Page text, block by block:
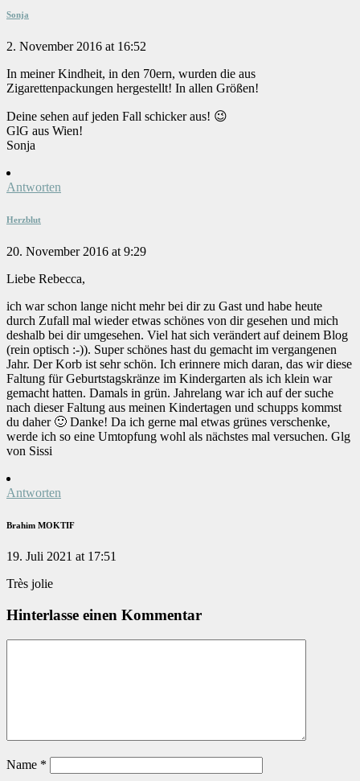
Sonja
2. November 2016 at 16:52
In meiner Kindheit, in den 70ern, wurden die aus
Zigarettenpackungen hergestellt! In allen Größen!
Deine sehen auf jeden Fall schicker aus! 😉
GlG aus Wien!
Sonja
Antworten
Herzblut
20. November 2016 at 9:29
Liebe Rebecca,
ich war schon lange nicht mehr bei dir zu Gast und habe heute
durch Zufall mal wieder etwas schönes von dir gesehen und mich
deshalb bei dir umgesehen. Viel hat sich verändert auf deinem Blog
(rein optisch :-)). Super schönes hast du gemacht im vergangenen
Jahr. Der Korb ist sehr schön. Ich erinnere mich daran, das wir diese
Faltung für Geburtstagskränze im Kindergarten als ich klein war
gemacht hatten. Damals in grün. Jahrelang war ich auf der suche
nach dieser Faltung aus meinen Kindertagen und schupps kommst
du daher 🙂 Danke! Da ich gerne mal etwas grünes verschenke,
werde ich so eine Umtopfung wohl als nächstes mal versuchen. Glg
von Sissi
Antworten
Brahim MOKTIF
19. Juli 2021 at 17:51
Très jolie
Hinterlasse einen Kommentar
Name *